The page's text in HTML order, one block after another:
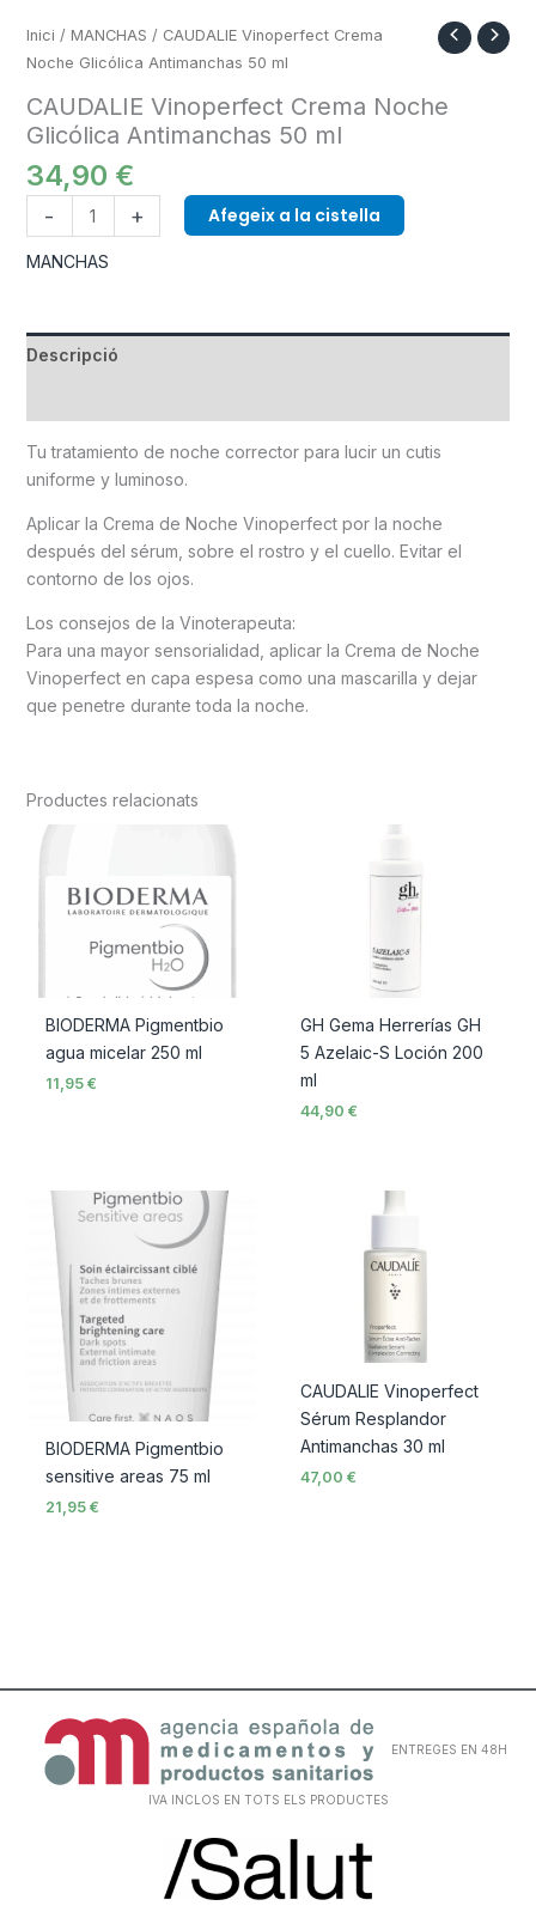
Inici / MANCHAS / CAUDALIE Vinoperfect Crema
Noche Glicólica Antimanchas 50 ml
CAUDALIE Vinoperfect Crema Noche
Glicólica Antimanchas 50 ml
34,90 €
- + Afegeix a la cistella
MANCHAS
Descripció
Tu tratamiento de noche corrector para lucir un cutis
uniforme y luminoso.
Aplicar la Crema de Noche Vinoperfect por la noche
después del sérum, sobre el rostro y el cuello. Evitar el
contorno de los ojos.
Los consejos de la Vinoterapeuta:
Para una mayor sensorialidad, aplicar la Crema de Noche
Vinoperfect en capa espesa como una mascarilla y dejar
que penetre durante toda la noche.
Productes relacionats
BIODERMA Pigmentbio
agua micelar 250 ml
11,95€
GH Gema Herrerías GH
5 Azelaic-S Loción 200
ml
44,90 €
BIODERMA Pigmentbio
sensitive areas 75 ml
21,95€
CAUDALIE Vinoperfect
Sérum Resplandor
Antimanchas 30 ml
47,00 €
ENTREGES EN 48H
IVA INCLOS EN TOTS ELS PRODUCTES